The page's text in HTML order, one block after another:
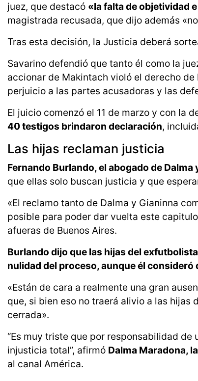
juez, que destacó «la falta de objetividad
magistrada recusada, que dijo además
Tras esta decisión, la Justicia deberá
Savarino defendió que tanto él como la
accionar de Makintach violó el derecho
perjuicio a las partes acusadoras y las
El juicio comenzó el 11 de marzo y con la
40 testigos brindaron declaración,
Las hijas reclaman justicia
Fernando Burlando, el abogado de Dalma
que ellas solo buscan justicia y que
«El reclamo tanto de Dalma y Gianinna
posible para poder dar vuelta este
afueras de Buenos Aires.
Burlando dijo que las hijas del
nulidad del proceso, aunque él
«Están de cara a realmente una gran
que, si bien eso no traerá alivio a las hijas
cerrada».
“Es muy triste que por responsabilidad de
injusticia total”, afirmó Dalma Maradona,
al canal América.